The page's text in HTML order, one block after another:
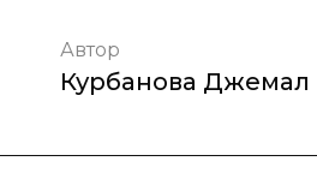
Автор
Курбанова